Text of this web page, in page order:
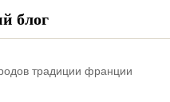
блог
традиции франции